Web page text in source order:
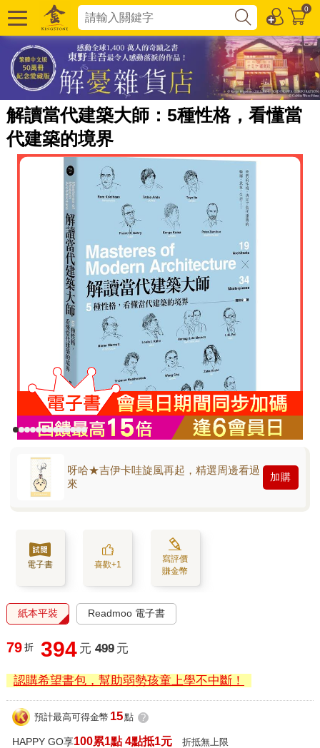
0
解讀當代建築大師：5種性格，看懂當
代建築的境界
呀哈★吉伊卡哇旋風再起，精選周邊看過
來
加購
電子書 喜歡+1
寫評價
賺金幣
紙本平裝 Readmoo 電子書
79 折 394 元 499 元
認購希望書包，幫助弱勢孩童上學不中斷！
預計最高可得金幣 15點 ?
HAPPY GO享100累1點 4點抵1元 折抵無上限